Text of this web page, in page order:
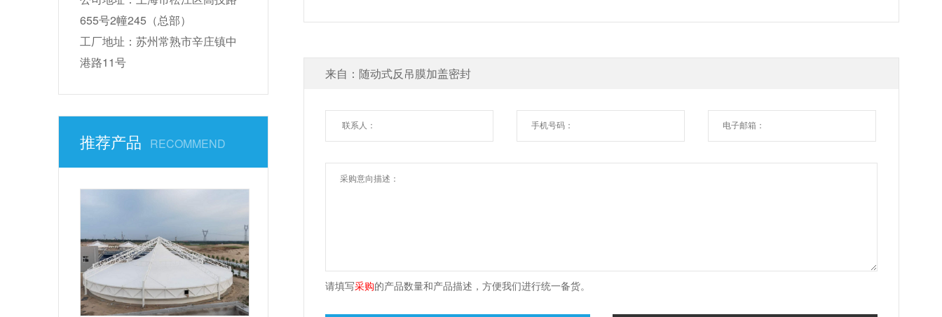
655号2幢245（总部）
工厂地址：苏州常熟市辛庄镇中
港路11号
推荐产品 RECOMMEND
来自：随动式反吊膜加盖密封
请填写采购的产品数量和产品描述，方便我们进行统一备货。